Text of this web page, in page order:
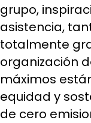
grupo,
asistencia,
totalmente
organización
máximos
equidad y
de cero